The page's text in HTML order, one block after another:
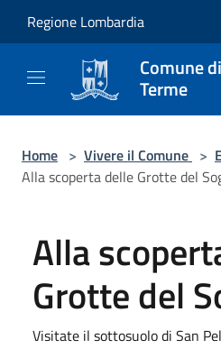
Regione Lombardia
Comune
Terme
Home > Vivere il Comune >
Alla scoperta delle Grotte del
Alla
Grotte del
Visitate il sottosuolo di San